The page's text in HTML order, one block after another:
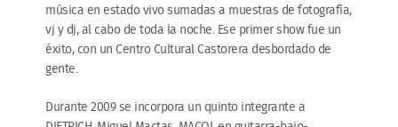
música en estado vivo sumadas a muestras de fotografía,
vj y dj, al cabo de toda la noche. Ese primer show fue un
éxito, con un Centro Cultural Castorera desbordado de
gente.
Durante 2009 se incorpora un quinto integrante a